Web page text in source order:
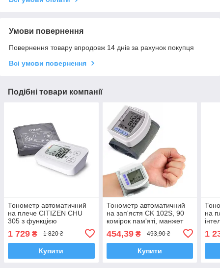
Умови повернення
Повернення товару впродовж 14 днів за рахунок покупця
Всі умови повернення
Подібні товари компанії
Тонометр автоматичний
на плече CITIZEN CHU
305 з функцією
індикатор аритмії, Японія
1 729 ₴ 1 820 ₴
Купити
Тонометр автоматичний
на зап'ястя CK 102S, 90
комірок пам'яті, манжет
454,39₴ 493,90 ₴
Купити
на
1